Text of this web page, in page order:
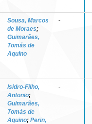
Sousa, Marcos
de Moraes;
Guimarães,
Tomás de
Aquino
-
Isidro-Filho,
Antonio;
Guimarães,
Tomás de
Aquino; Perin,
-